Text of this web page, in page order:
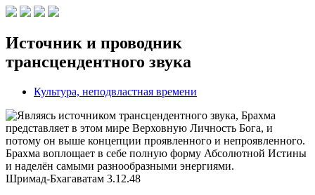
Источник и проводник
трансцендентного звука
Культура, неподвластная времени
Шримад-Бхагаватам 3.12.48